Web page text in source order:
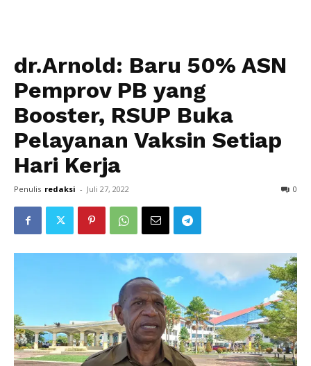
dr.Arnold: Baru 50% ASN
Pemprov PB yang
Booster, RSUP Buka
Pelayanan Vaksin Setiap
Hari Kerja
Penulis redaksi - Juli 27, 2022 0